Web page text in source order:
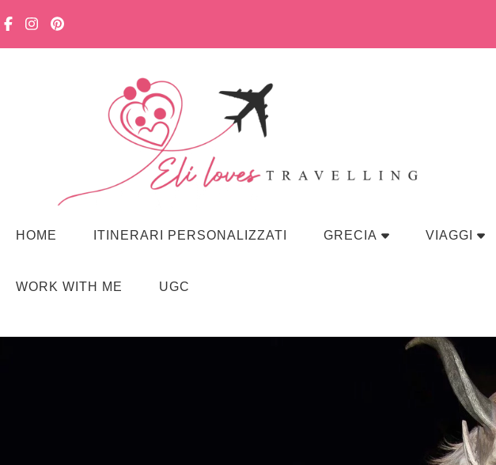
Eli loves travelling
Viaggiare in famiglia, senza stress. Con curiosità, lentezza e meraviglia
HOME ITINERARI PERSONALIZZATI GRECIA VIAGGI
WORK WITH ME UGC